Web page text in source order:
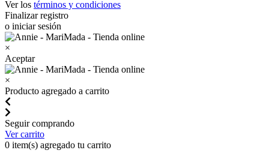
Ver los términos y condiciones
Finalizar registro
o iniciar sesión
×
Aceptar
×
Producto agregado a carrito
Seguir comprando
Ver carrito
0 item(s) agregado tu carrito